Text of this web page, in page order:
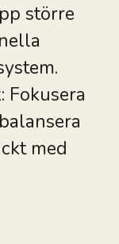
större
Fokusera
med